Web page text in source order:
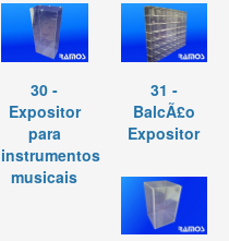
30 -
Expositor
para
instrumentos
musicais
31 -
BalcÃ£o
Expositor